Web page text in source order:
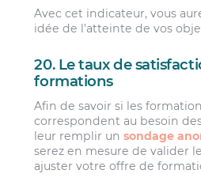
Avec cet indicateur, vous
idée de l’atteinte de vos
20. Le taux de
formations
Afin de savoir si les
correspondent au besoin
leur remplir unsondage
serez en mesure de valider
ajuster votre offre de